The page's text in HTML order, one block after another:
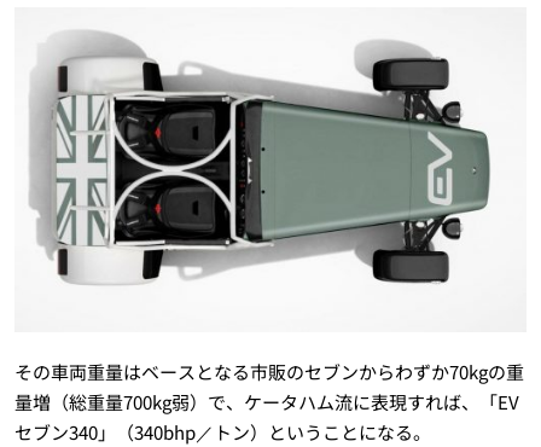
その車両重量はベースとなる市販のセブンからわずか70kgの重
量増（総重量700kg弱）で、ケータハム流に表現すれば、「EV
セブン340」（340bhp／トン）ということになる。